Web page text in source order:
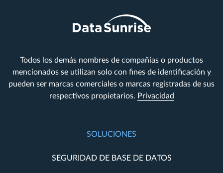
Todos los demás nombres de compañías o productos
mencionados se utilizan solo con fines de identificación y
pueden ser marcas comerciales o marcas registradas de sus
respectivos propietarios. Privacidad
SOLUCIONES
SEGURIDAD DE BASE DE DATOS